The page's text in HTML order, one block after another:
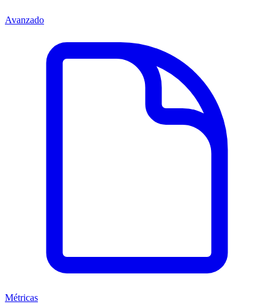
Avanzado
Métricas